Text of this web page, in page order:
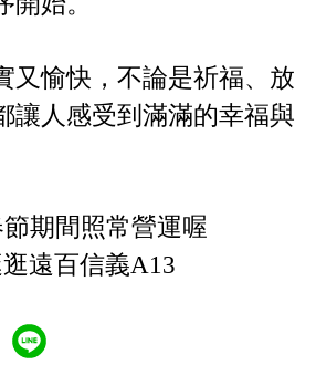
又愉快，不論是祈福、放
讓人感受到滿滿的幸福與
期間照常營運喔
遠百信義A13